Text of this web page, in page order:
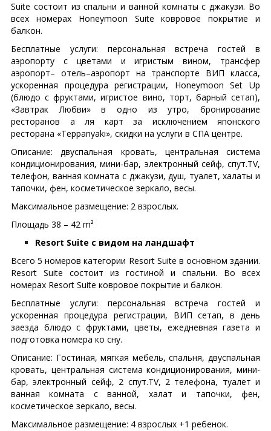
Suite состоит из спальни и ванной комнаты с джакузи. Во
всех номерах Honeymoon Suite ковровое покрытие и
балкон.
Бесплатные услуги: персональная встреча гостей в
аэропорту с цветами и игристым вином, трансфер
аэропорт– отель–аэропорт на транспорте ВИП класса,
ускоренная процедура регистрации, Honeymoon Set Up
(блюдо с фруктами, игристое вино, торт, барный сетап),
«Завтрак Любви» в одно из утро, бронирование
ресторанов а ля карт за исключением японского
ресторана «Teppanyaki», скидки на услуги в СПА центре.
Описание: двуспальная кровать, центральная система
кондиционирования, мини-бар, электронный сейф, спут.TV,
телефон, ванная комната с джакузи, душ, туалет, халаты и
тапочки, фен, косметическое зеркало, весы.
Максимальное размещение: 2 взрослых.
Площадь 38 – 42 m²
Resort Suite с видом на ландшафт
Всего 5 номеров категории Resort Suite в основном здании.
Resort Suite состоит из гостиной и спальни. Во всех
номерах Resort Suite ковровое покрытие и балкон.
Бесплатные услуги: персональная встреча гостей и
ускоренная процедура регистрации, ВИП сетап, в день
заезда блюдо с фруктами, цветы, ежедневная газета и
подготовка номера ко сну.
Описание: Гостиная, мягкая мебель, спальня, двуспальная
кровать, центральная система кондиционирования, мини-
бар, электронный сейф, 2 спут.TV, 2 телефона, туалет и
ванная комната с ванной, халат и тапочки, фен,
косметическое зеркало, весы.
Максимальное размещение: 4 взрослых +1 ребенок.